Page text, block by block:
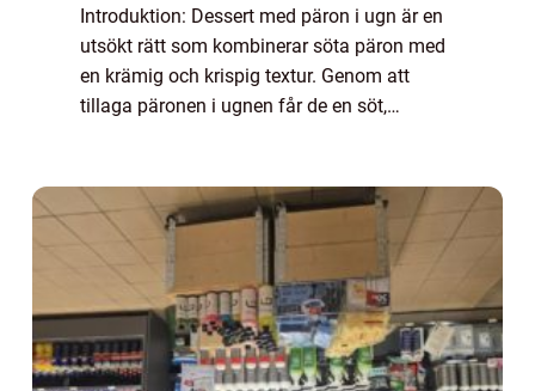
Introduktion: Dessert med päron i ugn är en
utsökt rätt som kombinerar söta päron med
en krämig och krispig textur. Genom att
tillaga päronen i ugnen får de en söt,
kommer att...